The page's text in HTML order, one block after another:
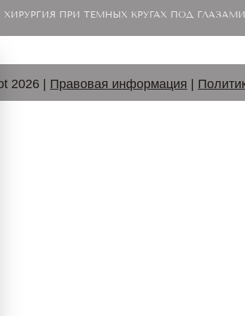
ХИРУРГИЯ ПРИ ТЕМНЫХ КРУГАХ ПОД
2026 | Правовая информация |